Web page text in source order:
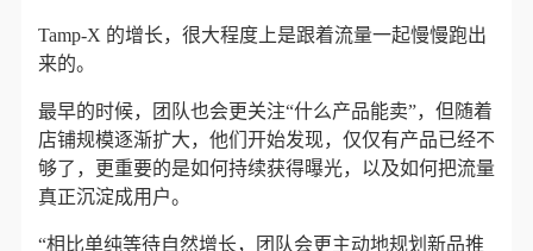
Tamp-X 的增长，很大程度上是跟着流量一起慢慢跑出
来的。
最早的时候，团队也会更关注“什么产品能卖”，但随着
店铺规模逐渐扩大，他们开始发现，仅仅有产品已经不
够了，更重要的是如何持续获得曝光，以及如何把流量
真正沉淀成用户。
“相比单纯等待自然增长，团队会更主动地规划新品推